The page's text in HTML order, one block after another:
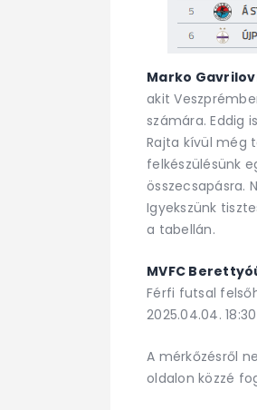
Marko
akit
számára. Eddig
Rajta kívül még
felkészülésünk
összecsapásra.
Igyekszünk
a tabellán.
MVFC
Férfi futsal
2025.04.04.
A mérkőzésről
oldalon közzé